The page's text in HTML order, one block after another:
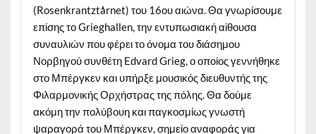
(Rosenkrantztårnet) του 16ου αιώνα. Θα γνωρίσουμε
επίσης το Grieghallen, την εντυπωσιακή αίθουσα
συναυλιών που φέρει το όνομα του διάσημου
Νορβηγού συνθέτη Edvard Grieg, ο οποίος γεννήθηκε
στο Μπέργκεν και υπήρξε μουσικός διευθυντής της
Φιλαρμονικής Ορχήστρας της πόλης. Θα δούμε
ακόμη την πολύβουη και παγκοσμίως γνωστή
ψαραγορά του Μπέργκεν, σημείο αναφοράς για